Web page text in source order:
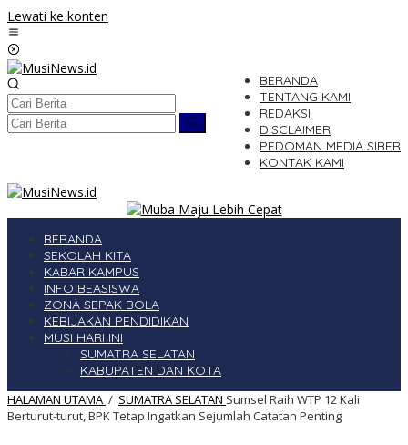
Lewati ke konten
BERANDA
TENTANG KAMI
REDAKSI
DISCLAIMER
PEDOMAN MEDIA SIBER
KONTAK KAMI
BERANDA
SEKOLAH KITA
KABAR KAMPUS
INFO BEASISWA
ZONA SEPAK BOLA
KEBIJAKAN PENDIDIKAN
MUSI HARI INI
SUMATRA SELATAN
KABUPATEN DAN KOTA
HALAMAN UTAMA / SUMATRA SELATAN Sumsel Raih WTP 12 Kali
Berturut-turut, BPK Tetap Ingatkan Sejumlah Catatan Penting